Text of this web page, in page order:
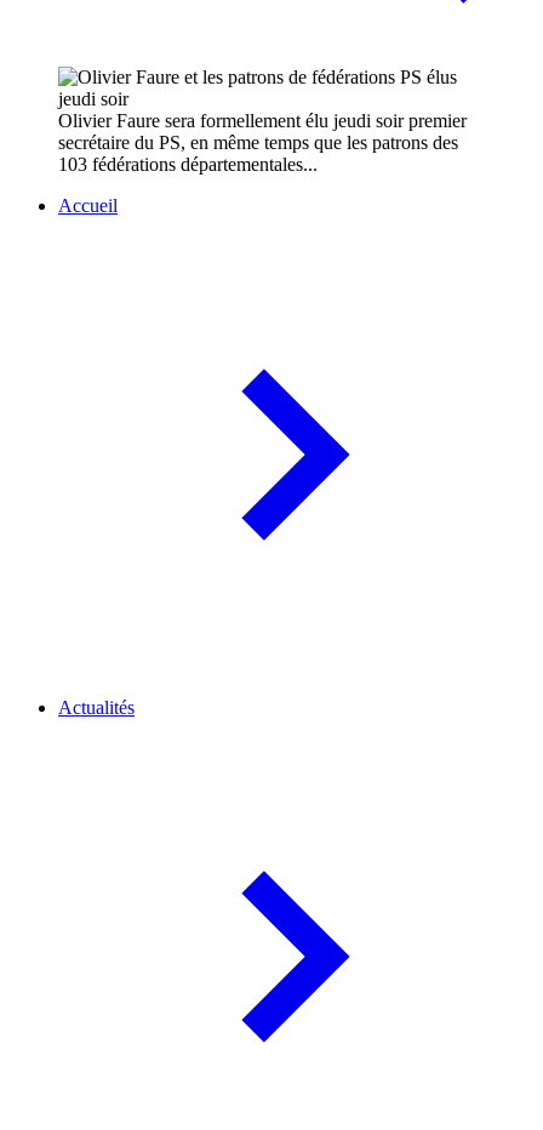
Olivier Faure sera formellement élu jeudi soir premier
secrétaire du PS, en même temps que les patrons des
103 fédérations départementales...
Accueil
Actualités